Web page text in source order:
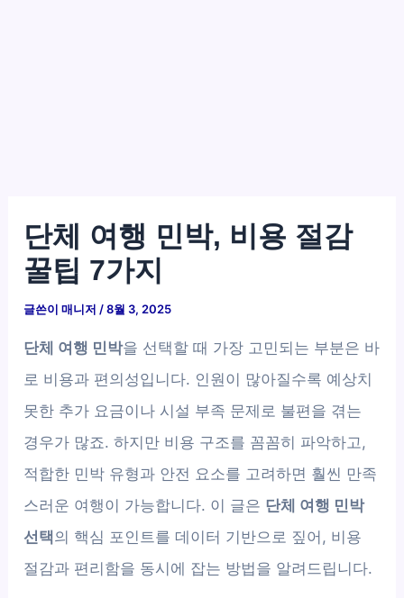
단체 여행 민박, 비용 절감
꿀팁 7가지
글쓴이매니저 /8월 3, 2025
단체 여행 민박을 선택할 때 가장 고민되는 부분은 바
로 비용과 편의성입니다. 인원이 많아질수록 예상치
못한 추가 요금이나 시설 부족 문제로 불편을 겪는
경우가 많죠. 하지만 비용 구조를 꼼꼼히 파악하고,
적합한 민박 유형과 안전 요소를 고려하면 훨씬 만족
스러운 여행이 가능합니다. 이 글은 단체 여행 민박
선택의 핵심 포인트를 데이터 기반으로 짚어, 비용
절감과 편리함을 동시에 잡는 방법을 알려드립니다.